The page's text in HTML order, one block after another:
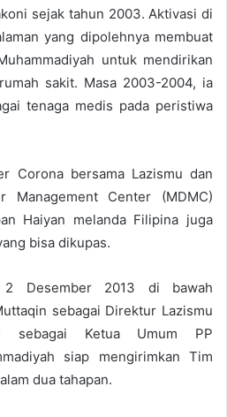
sejak tahun 2003. Aktivasi di
yang dipolehnya membuat
untuk mendirikan
sakit. Masa 2003-2004, ia
tenaga medis pada peristiwa
Corona bersama Lazismu dan
Management Center (MDMC)
Haiyan melanda Filipina juga
bisa dikupas.
Desember 2013 di bawah
sebagai Direktur Lazismu
sebagai Ketua Umum PP
siap mengirimkan Tim
dua tahapan.